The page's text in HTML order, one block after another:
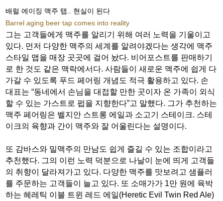
배럴 에이징 맥주 탭.. 현실이 된다
Barrel aging beer tap comes into reality
그는 고객들에게 맥주를 알리기 위해 여러 노력을 기울이고
있다. 먼저 다양한 맥주의 세계를 알려야겠다는 생각에 맥주
스타일 맵을 매장 곳곳에 걸어 놨다. 비어포스트를 판매하기
로 한 것도 같은 맥락에서다. 사람들이 새로운 맥주에 쉽게 다
가갈 수 있도록 푸드 페어링 개념도 적극 활용하고 있다. 손
대표는 “동네에서 손님을 대접할 만한 곳이자 온 가족이 외식
할 수 있는 가스트로 펍을 지향한다”고 말했다. 그가 추천하는
맥주 페어링은 벨지안 스트롱 에일과 소고기 스테이크. 스테
이크의 육향과 간이 맥주와 잘 어울린다는 설명이다.
또 감바스와 밀맥주의 만남도 쉽게 즐길 수 있는 조합이라고
추천했다. 그의 이런 노력 덕분으로 나날이 눈에 띄게 고객들
의 취향이 달라져가고 있다. 다양한 맥주를 맛보려고 샘플러
를 주문하는 고객들이 늘고 있다. 또 소매가가 1만 원에 육박
하는 헤레틱 이블 트윈 레드 에일(Heretic Evil Twin Red Ale)